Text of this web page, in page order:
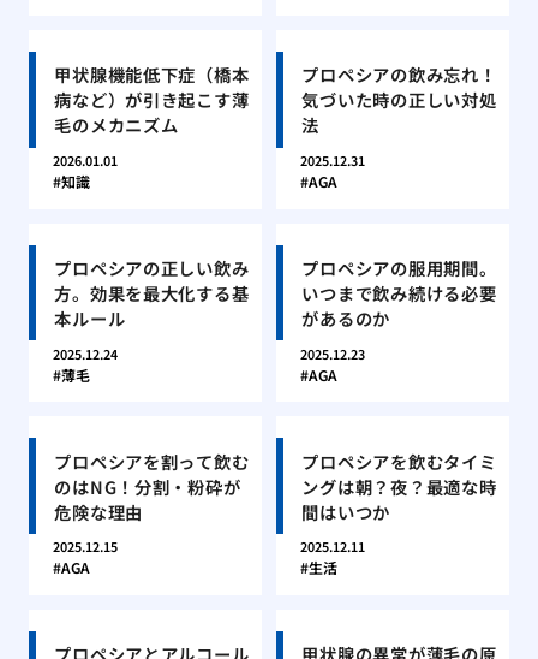
甲状腺機能低下症（橋本
病など）が引き起こす薄
毛のメカニズム
2026.01.01
知識
プロペシアの飲み忘れ！
気づいた時の正しい対処
法
2025.12.31
AGA
プロペシアの正しい飲み
方。効果を最大化する基
本ルール
2025.12.24
薄毛
プロペシアの服用期間。
いつまで飲み続ける必要
があるのか
2025.12.23
AGA
プロペシアを割って飲む
のはNG！分割・粉砕が
危険な理由
2025.12.15
AGA
プロペシアを飲むタイミ
ングは朝？夜？最適な時
間はいつか
2025.12.11
生活
プロペシアとアルコール
甲状腺の異常が薄毛の原